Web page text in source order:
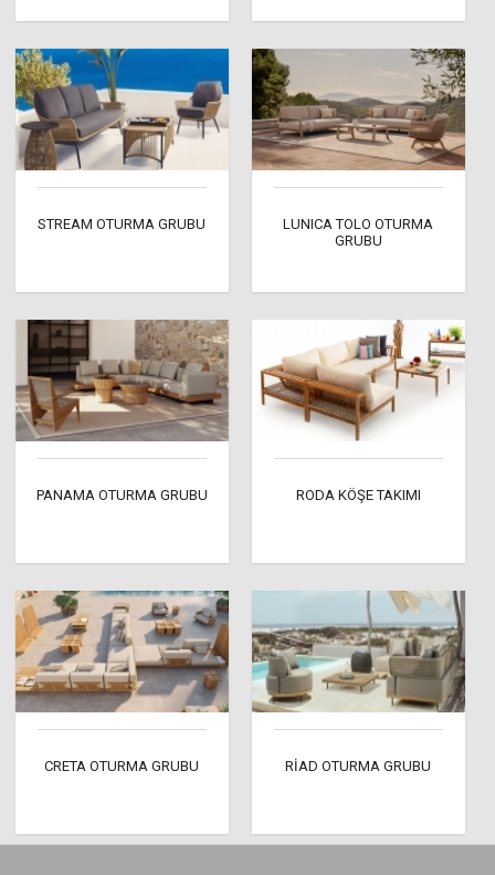
STREAM OTURMA GRUBU
LUNICA TOLO OTURMA
GRUBU
PANAMA OTURMA GRUBU RODA KÖŞE TAKIMI
CRETA OTURMA GRUBU RİAD OTURMA GRUBU